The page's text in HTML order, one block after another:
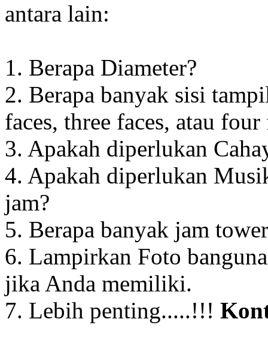
antara lain:
1. Berapa Diameter?
2. Berapa banyak sisi
faces, three faces, atau four
3. Apakah diperlukan
4. Apakah diperlukan
jam?
5. Berapa banyak jam
6. Lampirkan Foto
jika Anda memiliki.
7. Lebih penting.....!!!